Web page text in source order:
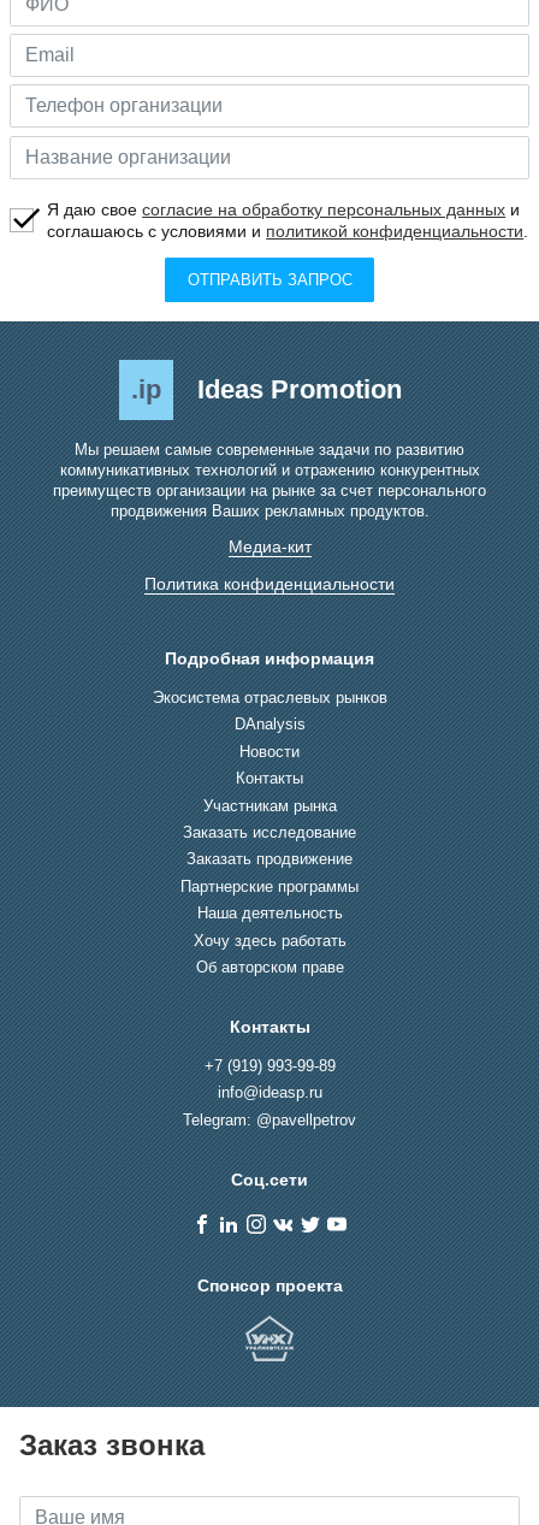
Я даю своесогласие на обработку персональных данных и
соглашаюсь с условиями и политикой конфиденциальности
ОТПРАВИТЬ ЗАПРОС
.ip Ideas Promotion
Мы решаем самые современные задачи по развитию
коммуникативных технологий и отражению конкурентных
преимуществ организации на рынке за счет персонального
продвижения Ваших рекламных продуктов.
Медиа-кит
Политика конфиденциальности
Подробная информация
Экосистема отраслевых рынков
DAnalysis
Новости
Контакты
Участникам рынка
Заказать исследование
Заказать продвижение
Партнерские программы
Наша деятельность
Хочу здесь работать
Об авторском праве
Контакты
+7 (919) 993-99-89
info@ideasp.ru
Telegram: @pavellpetrov
Соц.сети
Спонсор проекта
Заказ звонка